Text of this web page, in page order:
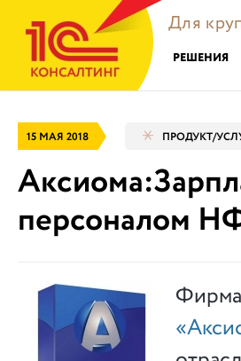
Для
РЕШЕНИЯ
15 МАЯ 2018 ПРОДУКТ/
персоналом